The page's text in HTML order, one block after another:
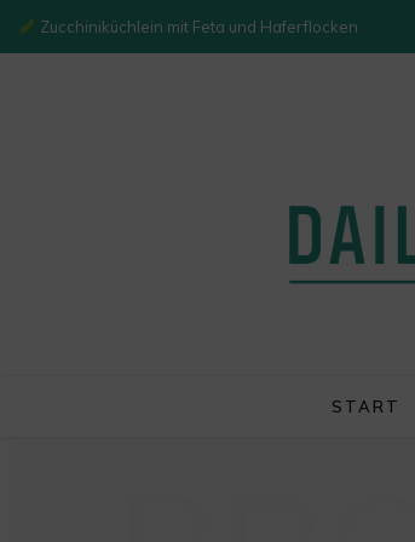
Zucchiniküchlein mit Feta und Haferflocken
START